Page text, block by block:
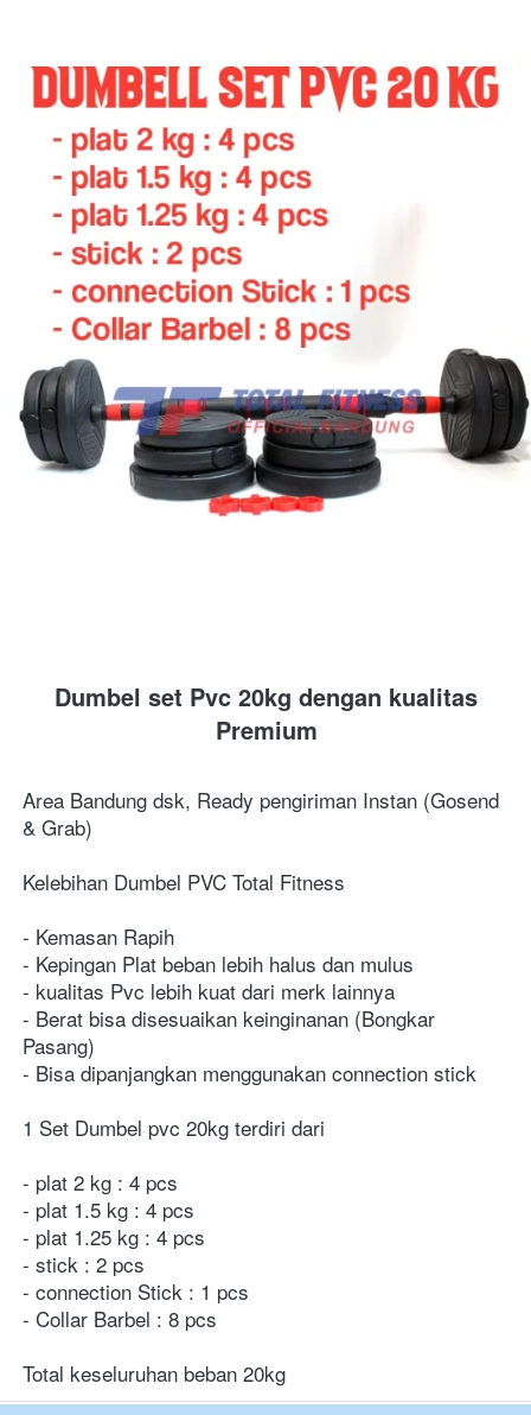
Dumbel set Pvc 20kg dengan kualitas
Premium
Area Bandung dsk, Ready pengiriman Instan (Gosend
& Grab)
Kelebihan Dumbel PVC Total Fitness
- Kemasan Rapih
- Kepingan Plat beban lebih halus dan mulus
- kualitas Pvc lebih kuat dari merk lainnya
- Berat bisa disesuaikan keinginanan (Bongkar
Pasang)
- Bisa dipanjangkan menggunakan connection stick
1 Set Dumbel pvc 20kg terdiri dari
- plat 2 kg : 4 pcs
- plat 1.5 kg : 4 pcs
- plat 1.25 kg : 4 pcs
- stick : 2 pcs
- connection Stick : 1 pcs
- Collar Barbel : 8 pcs
Total keseluruhan beban 20kg